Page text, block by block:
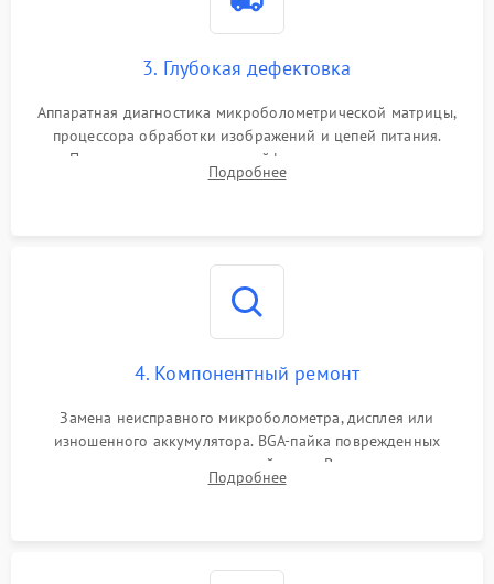
3. Глубокая дефектовка
Аппаратная диагностика микроболометрической матрицы,
процессора обработки изображений и цепей питания.
Проверка целостности шлейфов, модуля памяти и
интерфейсов связи. Выявление сгоревших SMD-компонентов
Подробнее
4. Компонентный ремонт
Замена неисправного микроболометра, дисплея или
изношенного аккумулятора. BGA-пайка поврежденных
контроллеров на материнской плате. Восстановление
разъемов и кнопок, замена поврежденных элементов
Подробнее